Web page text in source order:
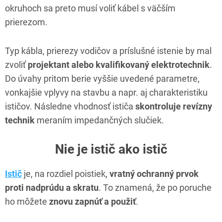
okruhoch sa preto musí voliť kábel s väčším
prierezom.
Typ kábla, prierezy vodičov a príslušné istenie by mal
zvoliťprojektant alebo kvalifikovaný elektrotechnik.
Do úvahy pritom berie vyššie uvedené parametre,
vonkajšie vplyvy na stavbu a napr. aj charakteristiku
ističov. Následne vhodnosť ističa skontroluje revízny
technik meraním impedančných slučiek.
Nie je istič ako istič
Istič je, na rozdiel poistiek, vratný ochranný prvok
proti nadprúdu a skratu. To znamená, že po poruche
ho môžete znovu zapnúť a použiť.